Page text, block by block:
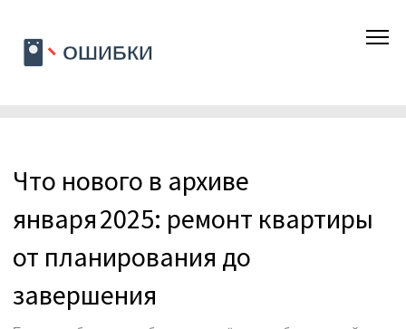
Что нового в архиве
января 2025: ремонт квартиры
от планирования до
завершения